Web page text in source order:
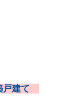
建て